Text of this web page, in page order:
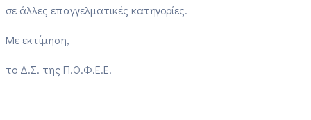
σε άλλες επαγγελματικές κατηγορίες.
Με εκτίμηση,
το Δ.Σ. της Π.Ο.Φ.Ε.Ε.